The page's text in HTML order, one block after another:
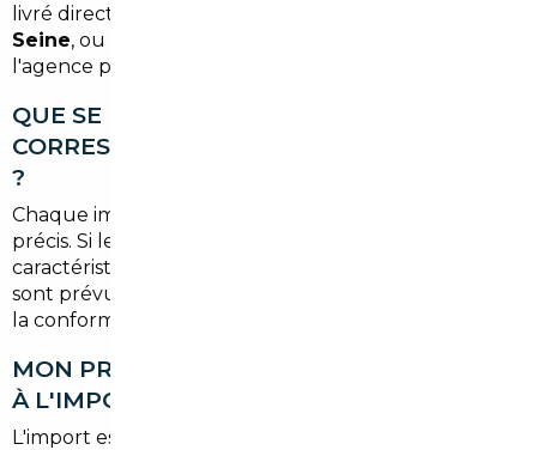
livré directement à votre adresse à
Seine, ou vous pouvez opter pour un retrait à
l'agence parisienne, la plus proche de votre domicile.
QUE SE PASSE-T-IL SI LE VÉHICULE NE
CORRESPOND PAS À CE QUI ÉTAIT PRÉVU
?
Chaque importation est encadrée par un contrat
précis. Si le véhicule livré ne correspond pas aux
caractéristiques validées, des recours contractuels
sont prévus. Le courtier engage sa responsabilité sur
la conformité de la prestation.
MON PROFIL D'ACHETEUR EST-IL ADAPTÉ
À L'IMPORT AUTOMOBILE ?
L'import est particulièrement adapté aux acheteurs